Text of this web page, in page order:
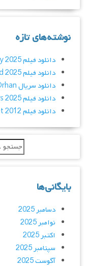
نوشته‌های تازه
دانلود فیلم A Time for Bravery 2025
دانلود فیلم The Great Flood 2025
دانلود سریال Kurulus Orhan
دانلود فیلم The Thing with Feathers 2025
دانلود فیلم Adventure Planet 2012
بایگانی‌ها
دسامبر 2025
نوامبر 2025
اکتبر 2025
سپتامبر 2025
آگوست 2025